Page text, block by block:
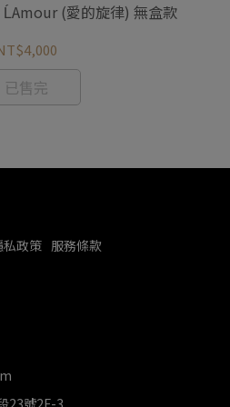
(愛的旋律) 無盒款
已售完
私政策 服務條款